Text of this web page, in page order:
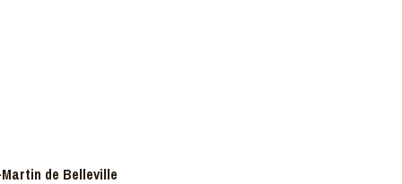
de Belleville